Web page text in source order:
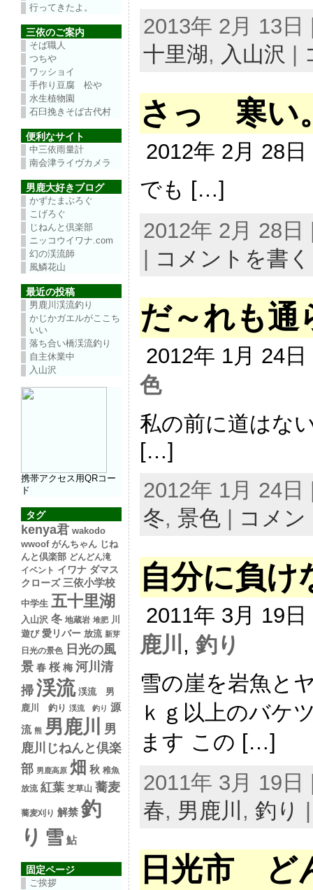
行ってきたよ。
三依のご案内
そば職人
つちや
ワッショイ
手作り豆腐 松や
水生植物園
石臼挽きそば古代村
便利なサイト
中三依雨量計
南会津ライヴカメラ
男鹿大好きブログ
かずたまぶろぐ
こげろぐ
じねんと倶楽部
ニッコウイワナ.com
幻の渓流師
風鱗花山
最近の投稿
男鹿川渓流釣り
かじかガエルがここち
いい
落ち合い橋渓流釣り
自主休業中
入山沢
携帯アクセス用QRコー
ド
タグ
kenya君 wakodo
wwoof がんちゃん じね
んと倶楽部 どんどん滝
イベント イワナ ダマス
クローズ 三依小学校
中学生 五十里湖
入山沢 冬 地蔵岩 堆肥 川
遊び 愛リバー 放流 新芽
日光の景色
日光の風
景 春 桜 梅 河川清
掃渓流 渓流 男
鹿川 釣り 渓流 釣り 源
流 熊 男鹿川
男
鹿川じねんと倶楽
部 男鹿高原 畑 秋 稚魚
放流 紅葉 芝草山 蕎麦
蕎麦刈り 解禁 釣
り 雪 鮎
固定ページ
ご挨拶
2013年 2月 13
十里湖, 入山沢 |
さっ 寒い
2012年 2月 28
でも […]
2012年 2月 28
コメントを書く
だ～れも通
2012年 1月 24
色
私の前に道はな
[…]
2012年 1月 24
冬, 景色 コメ
自分に負け
2011年 3月 19
鹿川 , 釣り
雪の崖を岩魚と
ｋｇ以上のバケ
ます この […]
2011年 3月 19
春, 男鹿川 , 釣り
日光市 ど